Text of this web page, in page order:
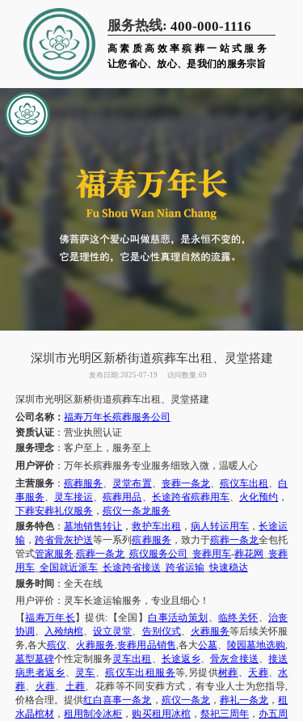
服务热线: 400-000-1116
高素质高效率殡葬一站式服务
让您省心、放心、是我们的服务宗旨
深圳市光明区新桥街道殡葬车出租、灵堂搭建
发布日期:2025-07-19 访问数量:69
深圳市光明区新桥街道殡葬车出租 、 灵堂搭建
公司名称： 福寿万年长殡葬服务公司
资质认证：营业执照认证
服务理念：客户至上，服务至上
用户评价： 万年长殡葬服务专业服务细致入微，温暖人心
主营服务：殡葬服务、 灵堂布置、 丧葬一条龙、 殡仪车出租 、白
事服务、 灵车接运、殡葬用品、 长途跨省殡葬用车、 火化预约 ，
下葬安葬礼仪服务， 殡仪一条龙服务
服务特色：墓地销售转让 ，救护车出租 ， 病人转运用车 ，长途运
输， 跨省骨灰护送等一系列殡葬服务，致力于殡葬一条龙全包托
管式管家服务.殡葬一条龙_ 殡仪服务公司 _丧葬用车-葬花网 _丧葬
用车_ 全国就近派车_ 长途跨省接送 跨省运输_快速稳达
服务时间 ：全天在线
用户评价： 灵车长途运输服务，专业且细心！
【福寿万年长 】提供:【全国】白事活动策划 、 临终关怀、 治丧
协调 、 入殓纳棺、设立灵堂、 告别仪式、 火葬服务等后续关怀服
务,各大殡仪、 火葬服务,丧葬用品销售,各大公墓、 陵园墓地选购,
墓型墓碑个性定制服务灵车出租 、 长途返乡、 骨灰盒接送、接送
病患者返乡、 灵车、殡仪车出租服务等,另提供树葬、 天葬、水
葬、 火葬、 土葬、花葬等不同安葬方式，有专业人士为您指导,
价格合理。提供红白喜事一条龙 ， 殡仪一条龙， 葬礼一条龙 ，租
水晶棺材，租用制冷冰柜 ， 购买租用冰棺， 祭祀三周年 ， 办五周